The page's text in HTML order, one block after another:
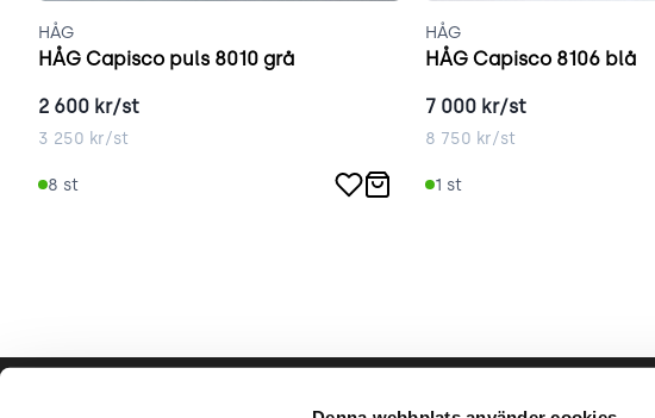
HÅG
HÅG Capisco puls 8010 grå
2 600 kr/st
3 250 kr/st
8 st
HÅG
HÅG Capisco 8106 blå
7 000 kr/st
8 750 kr/st
1 st
Hjälp & support Vårt hållbara arbete